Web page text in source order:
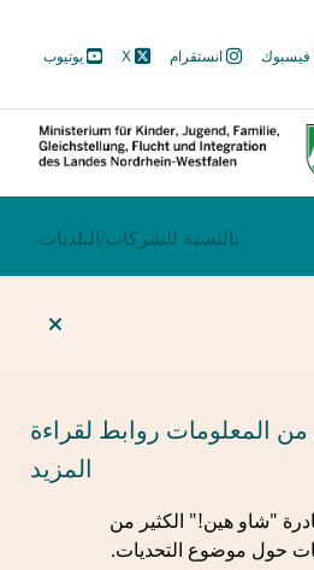
فيسبوك انستقرام X يوتيوب
BEREICHSWECHSEL
بالنسبة للشركات/البلديات
من المعلومات روابط لقراءة
المزيد
"شاو هين!" الكثير من
حول موضوع التحديات.